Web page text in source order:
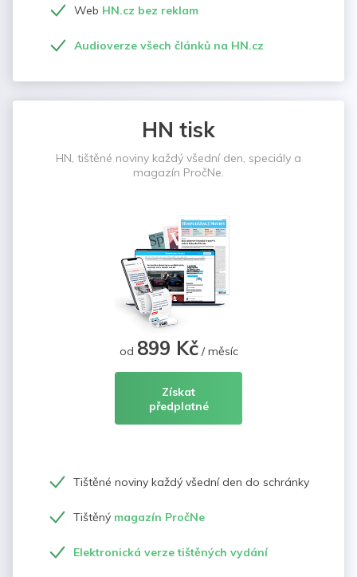
Web HN.cz bez reklam
Audioverze všech článků na HN.cz
HN tisk
HN, tištěné noviny každý všední den, speciály a
magazín PročNe.
od 899 Kč/ měsíc
Získat
předplatné
Tištěné noviny každý všední den do schránky
Tištěný magazín PročNe
Elektronická verze tištěných vydání